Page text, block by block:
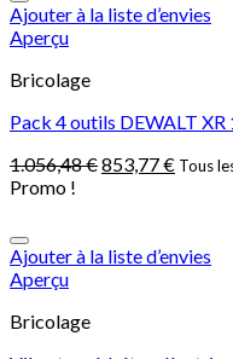
Ajouter à la liste d’envies
Aperçu
Bricolage
Pack 4 outils DEWALT
1.056,48€853,77€ Tous
Promo !
Ajouter à la liste d’envies
Aperçu
Bricolage